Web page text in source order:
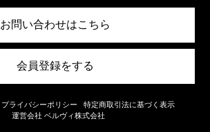
お問い合わせはこちら
会員登録をする
プライバシーポリシー
特定商取引法に基づく表示
運営会社 ベルヴィ株式会社